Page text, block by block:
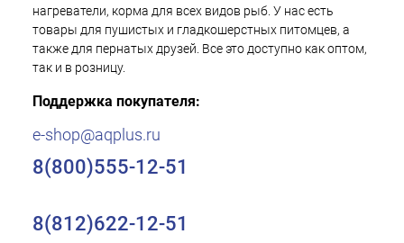
нагреватели, корма для всех видов рыб. У нас есть
товары для пушистых и гладкошерстных питомцев, а
также для пернатых друзей. Все это доступно как оптом,
так и в розницу.
Поддержка покупателя:
e-shop@aqplus.ru
8(800)555-12-51
8(812)622-12-51